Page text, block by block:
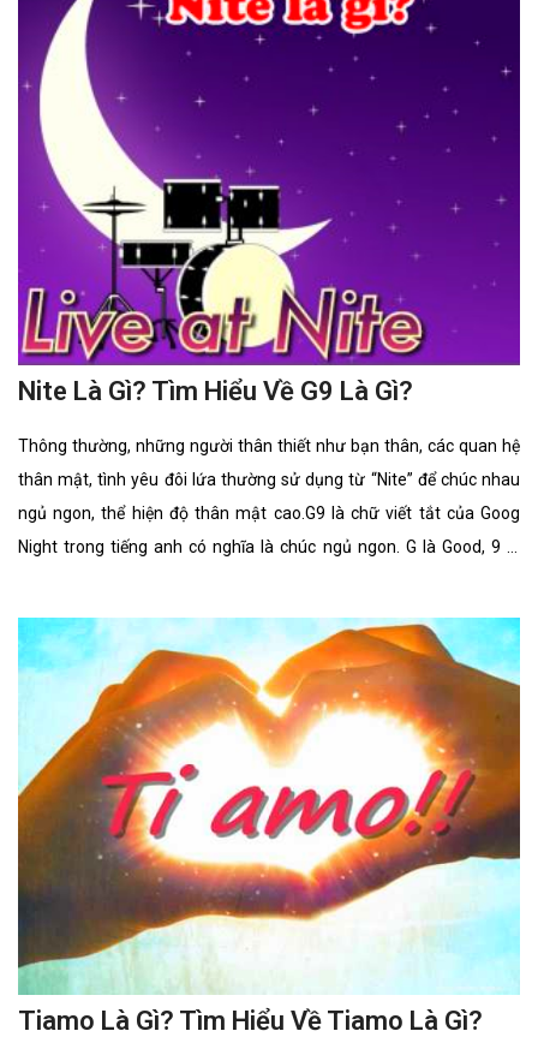
Nite Là Gì? Tìm Hiểu Về G9 Là Gì?
Thông thường, những người thân thiết như bạn thân, các quan hệ
thân mật, tình yêu đôi lứa thường sử dụng từ “Nite” để chúc nhau
ngủ ngon, thể hiện độ thân mật cao.G9 là chữ viết tắt của Goog
Night trong tiếng anh có nghĩa là chúc ngủ ngon. G là Good, 9 là
là một kí hiệu chúc ngủ ngon, nhiều người thường sử dụng kí hiệu
này để gửi tin nhắn cho nhau để ngắn gọn hơn.
Tiamo Là Gì? Tìm Hiểu Về Tiamo Là Gì?